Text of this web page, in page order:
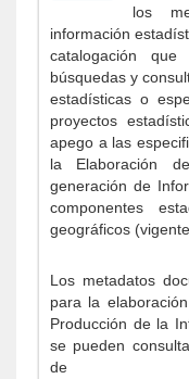
los
información
catalogación
búsquedas y
estadísticas o
proyectos
apego a las
la Elaboración
generación de
componentes
geográficos
Los metadatos
para la
Producción de la
se pueden
de